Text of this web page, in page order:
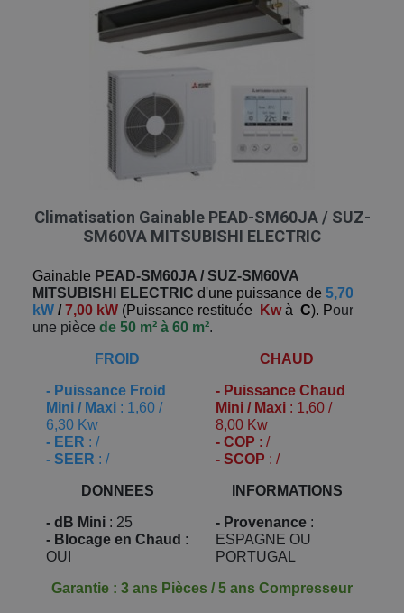
Climatisation Gainable PEAD-SM60JA / SUZ-
SM60VA MITSUBISHI ELECTRIC
Gainable PEAD-SM60JA / SUZ-SM60VA
MITSUBISHI ELECTRIC d'une puissance de 5,70
kW /7,00 kW (Puissance restituée Kwà C). Pour
une pièce de 50 m² à 60 m².
FROID
- Puissance Froid
Mini / Maxi : 1,60 /
6,30 Kw
- EER : /
- SEER : /
CHAUD
- Puissance Chaud
Mini / Maxi : 1,60 /
8,00 Kw
- COP : /
- SCOP : /
DONNEES
- dB Mini : 25
- Blocage en Chaud :
OUI
INFORMATIONS
- Provenance :
ESPAGNE OU
PORTUGAL
Garantie : 3 ans Pièces / 5 ans Compresseur